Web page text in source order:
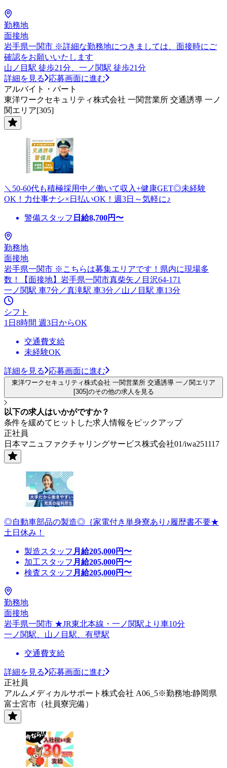
勤務地
面接地
岩手県一関市 ※詳細な勤務地につきましては、面接時にご
確認をお願いいたします
山ノ目駅 徒歩21分、一ノ関駅 徒歩21分
詳細を見る
応募画面に進む
アルバイト・パート
東洋ワークセキュリティ株式会社 一関営業所 交通誘導 一ノ
関エリア[305]
＼50-60代も積極採用中／働いて収入+健康GET◎未経験
OK！力仕事ナシ×日払いOK！週3日～気軽に♪
警備スタッフ 日給8,700円〜
勤務地
面接地
岩手県一関市 ※こちらは募集エリアです！県内に現場多
数！【面接地】岩手県一関市真柴矢ノ目沢64-171
一ノ関駅 車7分／真滝駅 車3分／山ノ目駅 車13分
シフト
1日8時間 週3日からOK
交通費支給
未経験OK
詳細を見る 応募画面に進む
東洋ワークセキュリティ株式会社 一関営業所 交通誘導 一ノ関エリア
[305]のその他の求人を見る
以下の求人はいかがですか？
条件を緩めてヒットした求人情報をピックアップ
正社員
日本マニュファクチャリングサービス株式会社01/iwa251117
◎自動車部品の製造◎｛家電付き単身寮あり♪履歴書不要★
土日休み！
製造スタッフ 月給205,000円〜
加工スタッフ 月給205,000円〜
検査スタッフ 月給205,000円〜
勤務地
面接地
岩手県一関市 ★JR東北本線・一ノ関駅より車10分
一ノ関駅、山ノ目駅、有壁駅
交通費支給
詳細を見る
応募画面に進む
正社員
アルムメディカルサポート株式会社 A06_5※勤務地:静岡県
富士宮市（社員寮完備）